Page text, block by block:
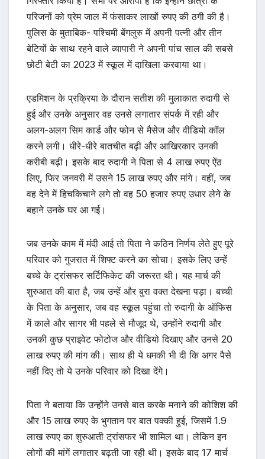
परिजनों को प्रेम जाल में फंसाकर लाखों रुपए की ठगी की है।
पुलिस के मुताबिक- पश्चिमी बेंगलुरु में अपनी पत्नी और तीन
बेटियों के साथ रहने वाले व्यापारी ने अपनी पांच साल की सबसे
छोटी बेटी का 2023 में स्कूल में दाखिला करवाया था।
एडमिशन के प्रक्रिया के दौरान सतीश की मुलाकात रुदागी से
हुई और उनके अनुसार वह उनसे लगातार संपर्क में रही और
अलग-अलग सिम कार्ड और फोन से मैसेज और वीडियो कॉल
करने लगी। धीरे-धीरे बातचीत बढ़ी और आखिरकार उनकी
करीबी बढ़ी। इसके बाद रुदागी ने पिता से 4 लाख रुपए ऐंठ
लिए, फिर जनवरी में उसने 15 लाख रुपए और मांगे। वहीं, जब
वह देने में हिचकिचाने लगे तो वह 50 हजार रुपए उधार लेने के
बहाने उनके घर आ गई।
जब उनके काम में मंदी आई तो पिता ने कठिन निर्णय लेते हुए पूरे
परिवार को गुजरात में शिफ्ट करने का सोचा। इसके लिए उन्हें
बच्चे के ट्रांसफर सर्टिफिकेट की जरूरत थी। यह मार्च की
शुरुआत की बात है, जब उन्हें और बुरा वक्त देखना पड़ा। बच्ची
के पिता के अनुसार, जब वह स्कूल पहुंचा तो रुदागी के ऑफिस
में काले और सागर भी पहले से मौजूद थे, उन्होंने रुदागी और
उनकी कुछ प्राइवेट फोटोज और वीडियो दिखाए और उनसे 20
लाख रुपए की मांग की। साथ ही ये धमकी भी दी कि अगर पैसे
नहीं दिए तो ये उनके परिवार को दिखा देंगे।
पिता ने बताया कि उन्होंने उनसे बात करके मनाने की कोशिश की
और 15 लाख रुपए के भुगतान पर बात पक्की हुई, जिसमें 1.9
लाख रुपए का शुरुआती ट्रांसफर भी शामिल था। लेकिन इन
लोगों की मांगें लगातार बढ़ती जा रही थी। इसके बाद 17 मार्च